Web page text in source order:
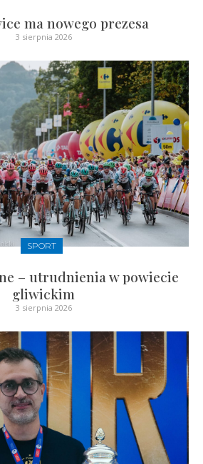
ma nowego prezesa
3 sierpnia 2026
SPORT
– utrudnienia w powiecie
gliwickim
3 sierpnia 2026